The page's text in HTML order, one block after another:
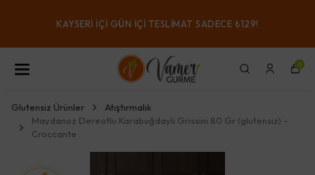
KAYSERI IÇI GÜN IÇI TESLIMAT SADECE ₺129!
0
Glutensiz Ürünler
Atıştırmalık
Maydanoz Dereotlu Karabuğdaylı Grissini 80 Gr (glutensiz) –
Croccante